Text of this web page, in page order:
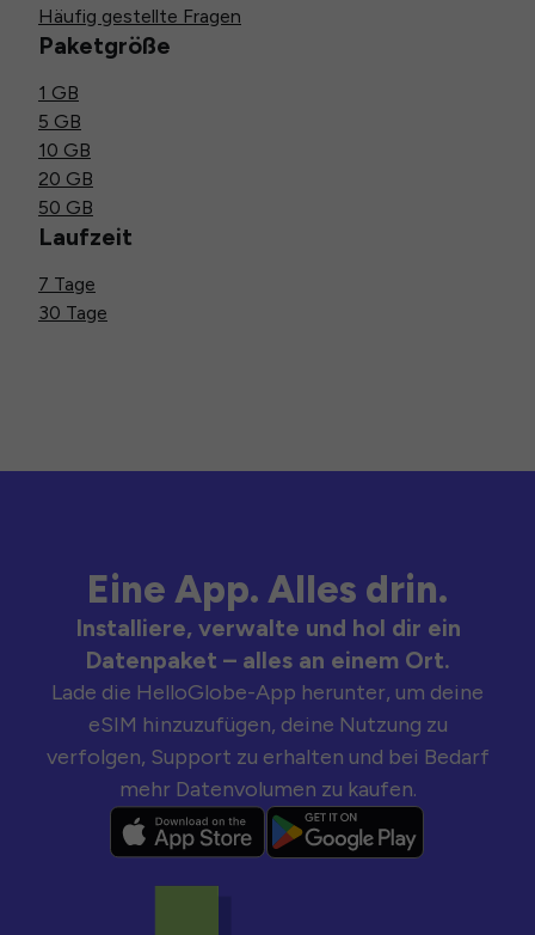
Häufig gestellte Fragen
Paketgröße
1 GB
5 GB
10 GB
20 GB
50 GB
Laufzeit
7 Tage
30 Tage
Eine App. Alles drin.
Installiere, verwalte und hol dir ein
Datenpaket – alles an einem Ort.
Lade die HelloGlobe-App herunter, um deine
eSIM hinzuzufügen, deine Nutzung zu
verfolgen, Support zu erhalten und bei Bedarf
mehr Datenvolumen zu kaufen.